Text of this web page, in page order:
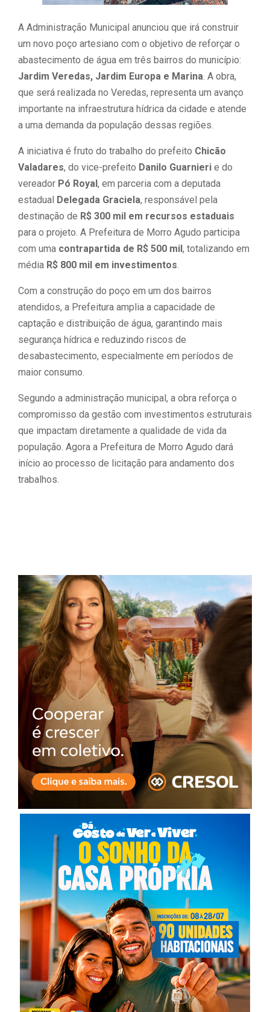
A Administração Municipal anunciou que irá construir
um novo poço artesiano com o objetivo de reforçar o
abastecimento de água em três bairros do município:
Jardim Veredas, Jardim Europa e Marina. A obra,
que será realizada no Veredas, representa um avanço
importante na infraestrutura hídrica da cidade e atende
a uma demanda da população dessas regiões.
A iniciativa é fruto do trabalho do prefeito Chicão
Valadares, do vice-prefeito Danilo Guarnieri e do
vereador Pó Royal , em parceria com a deputada
estadual Delegada Graciela, responsável pela
destinação de R$ 300 mil em recursos estaduais
para o projeto. A Prefeitura de Morro Agudo participa
com uma contrapartida de R$ 500 mil , totalizando em
média R$ 800 mil em investimentos.
Com a construção do poço em um dos bairros
atendidos, a Prefeitura amplia a capacidade de
captação e distribuição de água, garantindo mais
segurança hídrica e reduzindo riscos de
desabastecimento, especialmente em períodos de
maior consumo.
Segundo a administração municipal, a obra reforça o
compromisso da gestão com investimentos estruturais
que impactam diretamente a qualidade de vida da
população. Agora a Prefeitura de Morro Agudo dará
início ao processo de licitação para andamento dos
trabalhos.